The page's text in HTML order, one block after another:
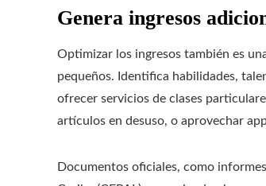
Genera ingresos
Optimizar los ingresos también es
pequeños. Identifica habilidades,
ofrecer servicios de clases
artículos en desuso, o aprovechar
Documentos oficiales, como